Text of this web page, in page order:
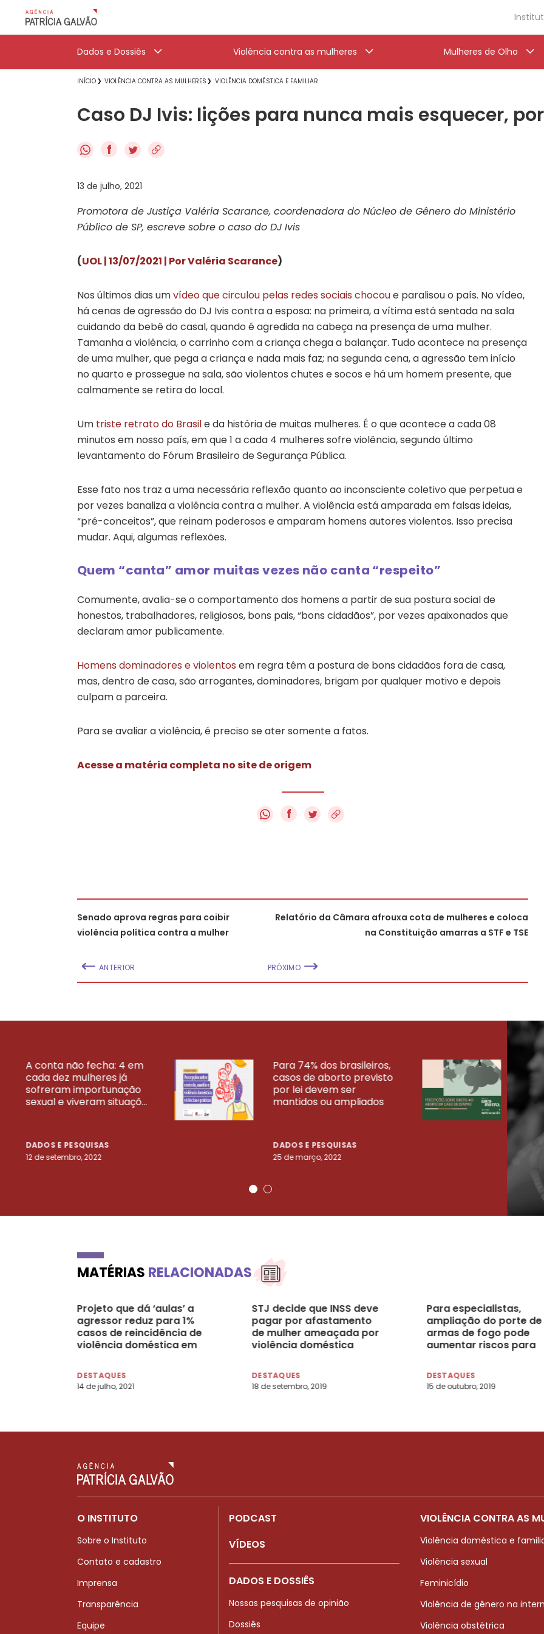
Dados e Dossiês Violência contra as mulheres Mulheres de Olho
INÍCIO VIOLÊNCIA CONTRA AS MULHERES VIOLÊNCIA DOMÉSTICA E FAMILIAR
Caso DJ Ivis: lições para nunca mais esquecer,
f
13 de julho, 2021
Promotora de Justiça Valéria Scarance, coordenadora do Núcleo de Gênero do Ministério
Público de SP, escreve sobre o caso do DJ Ivis
(UOL | 13/07/2021 | Por Valéria Scarance)
Nos últimos dias umvídeo que circulou pelas redes sociais chocoue paralisou o país. No vídeo,
há cenas de agressão do DJ Ivis contra a esposa: na primeira, a vítima está sentada na sala
cuidando da bebê do casal, quando é agredida na cabeça na presença de uma mulher.
Tamanha a violência, o carrinho com a criança chega a balançar. Tudo acontece na presença
de uma mulher, que pega a criança e nada mais faz; na segunda cena, a agressão tem início
no quarto e prossegue na sala, são violentos chutes e socos e há um homem presente, que
calmamente se retira do local.
Um triste retrato do Brasile da história de muitas mulheres. É o que acontece a cada 08
minutos em nosso país, em que 1 a cada 4 mulheres sofre violência, segundo último
levantamento do Fórum Brasileiro de Segurança Pública.
Esse fato nos traz a uma necessária reflexão quanto ao inconsciente coletivo que perpetua e
por vezes banaliza a violência contra a mulher. A violência está amparada em falsas ideias,
“pré-conceitos”, que reinam poderosos e amparam homens autores violentos. Isso precisa
mudar. Aqui, algumas reflexões.
Quem “canta” amor muitas vezes não canta “respeito”
Comumente, avalia-se o comportamento dos homens a partir de sua postura social de
honestos, trabalhadores, religiosos, bons pais, “bons cidadãos”, por vezes apaixonados que
declaram amor publicamente.
Homens dominadores e violentos em regra têm a postura de bons cidadãos fora de casa,
mas, dentro de casa, são arrogantes, dominadores, brigam por qualquer motivo e depois
culpam a parceira.
Para se avaliar a violência, é preciso se ater somente a fatos.
Acesse a matéria completa no site de origem
f
Senado aprova regras para coibir
violência política contra a mulher
ANTERIOR
Relatório da Câmara afrouxa cota de mulheres e coloca
na Constituição amarras a STF e TSE
PRÓXIMO
A conta não fecha: 4 em
cada dez mulheres já
sofreram importunação
sexual e viveram situaçõ...
DADOS E PESQUISAS
12 de setembro, 2022
Para 74% dos brasileiros,
casos de aborto previsto
por lei devem ser
mantidos ou ampliados
DADOS E PESQUISAS
25 de março, 2022
23
VEJA MAIS PESQUISAS
MATÉRIAS RELACIONADAS
Projeto que dá ‘aulas’ a
agressor reduz para 1%
casos de reincidência de
violência doméstica em
DESTAQUES
14 de julho, 2021
STJ decide que INSS deve
pagar por afastamento
de mulher ameaçada por
violência doméstica
DESTAQUES
18 de setembro, 2019
Para especialistas,
ampliação do porte de
armas de fogo pode
aumentar riscos para
DESTAQUES
15 de outubro, 2019
O INSTITUTO
Sobre o Instituto
Contato e cadastro
Imprensa
Transparência
Equipe
PODCAST
VÍDEOS
DADOS E DOSSIÊS
Nossas pesquisas de opinião
Dossiês
VIOLÊNCIA CONTRA AS
Violência doméstica e
Violência sexual
Feminicídio
Violência de gênero na
Violência obstétrica